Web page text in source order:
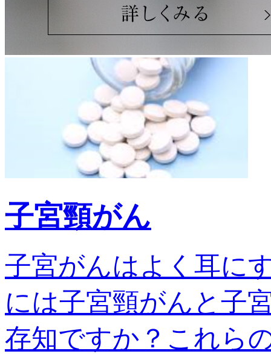
子宮頸がん
子宮がんはよく耳に
には子宮頸がんと子
存知ですか？これら